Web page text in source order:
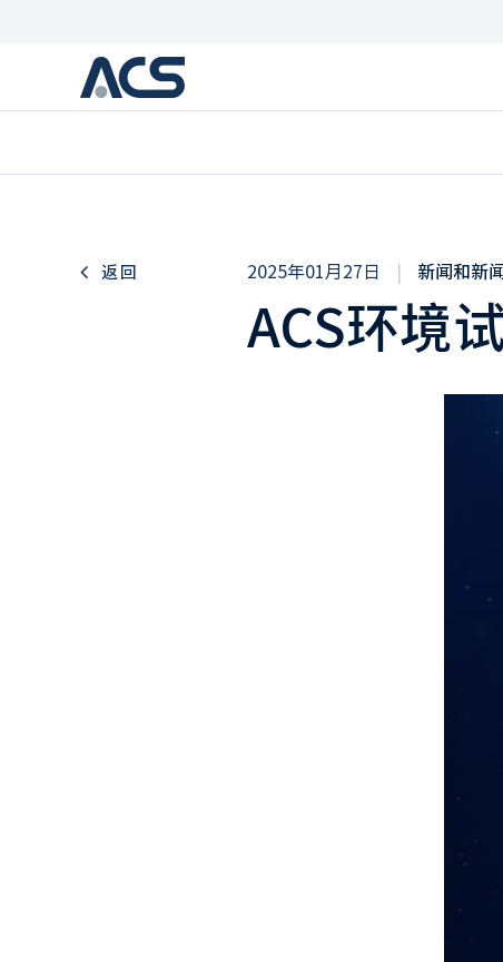
返回 2025年01月27日 新闻和新
ACS环境